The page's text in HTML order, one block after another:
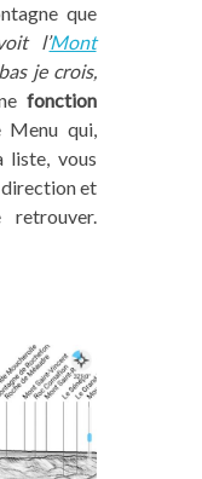
que
l’Mont
je crois,
fonction
qui,
liste, vous
et